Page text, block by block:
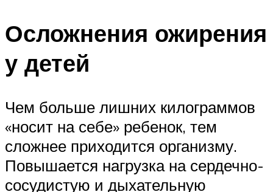
Осложнения ожирения
у детей
Чем больше лишних килограммов
«носит на себе» ребенок, тем
сложнее приходится организму.
Повышается нагрузка на сердечно-
сосудистую и дыхательную